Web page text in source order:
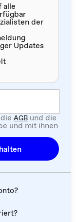
alle
der
Updates
dieAGBund die
und mit ihnen